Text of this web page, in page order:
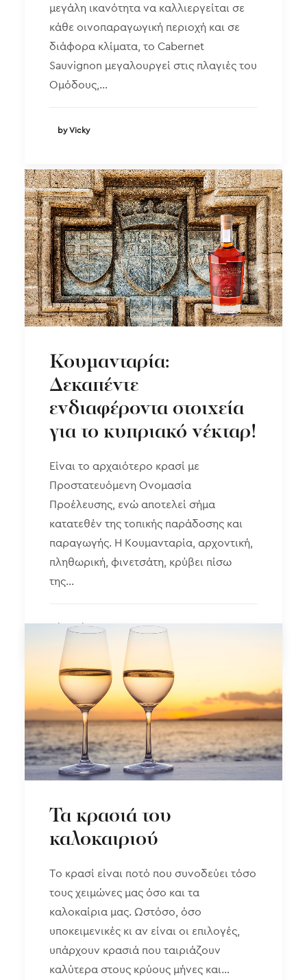
μεγάλη ικανότητα να καλλιεργείται σε
κάθε οινοπαραγωγική περιοχή και σε
διάφορα κλίματα, το Cabernet
Sauvignon μεγαλουργεί στις πλαγιές του
Ομόδους,…
by Vicky
Κουμανταρία:
Δεκαπέντε
ενδιαφέροντα στοιχεία
για το κυπριακό νέκταρ!
Είναι το αρχαιότερο κρασί με
Προστατευόμενη Ονομασία
Προέλευσης, ενώ αποτελεί σήμα
κατατεθέν της τοπικής παράδοσης και
παραγωγής. Η Kουμανταρία, αρχοντική,
πληθωρική, φινετσάτη, κρύβει πίσω
της…
by Vicky
Τα κρασιά του
καλοκαιριού
Το κρασί είναι ποτό που συνοδεύει τόσο
τους χειμώνες μας όσο και τα
καλοκαίρια μας. Ωστόσο, όσο
υποκειμενικές κι αν είναι οι επιλογές,
υπάρχουν κρασιά που ταιριάζουν
καλύτερα στους κρύους μήνες και…